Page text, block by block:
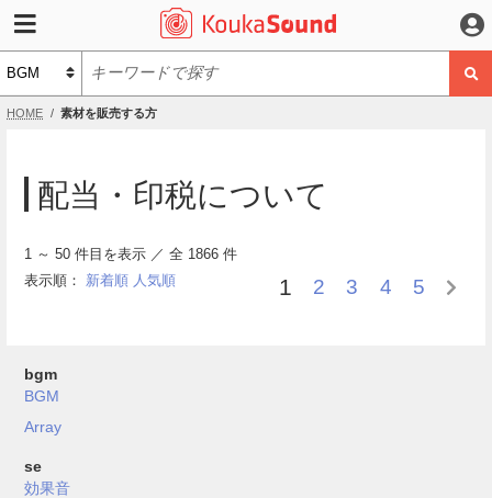
HOME 素材を販売する方
bgm
BGM
Array
se
効果音
配当・印税について
1 ～50 件目を表示 ／ 全 1866 件
表示順：
新着順 人気順 1 2 3 4 5